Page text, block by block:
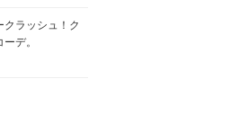
ラッシュ！ク
デ。